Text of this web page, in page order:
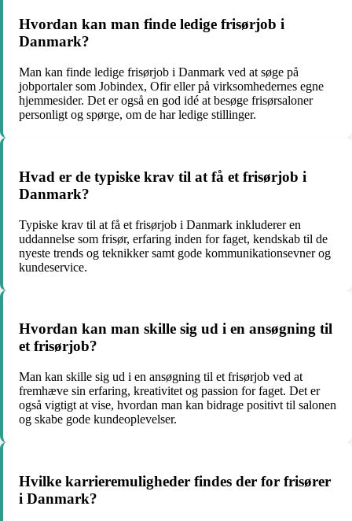
Hvordan kan man finde ledige frisørjob i
Danmark?
Man kan finde ledige frisørjob i Danmark ved at søge på
jobportaler som Jobindex, Ofir eller på virksomhedernes egne
hjemmesider. Det er også en god idé at besøge frisørsaloner
personligt og spørge, om de har ledige stillinger.
Hvad er de typiske krav til at få et frisørjob i
Danmark?
Typiske krav til at få et frisørjob i Danmark inkluderer en
uddannelse som frisør, erfaring inden for faget, kendskab til de
nyeste trends og teknikker samt gode kommunikationsevner og
kundeservice.
Hvordan kan man skille sig ud i en ansøgning til
et frisørjob?
Man kan skille sig ud i en ansøgning til et frisørjob ved at
fremhæve sin erfaring, kreativitet og passion for faget. Det er
også vigtigt at vise, hvordan man kan bidrage positivt til salonen
og skabe gode kundeoplevelser.
Hvilke karrieremuligheder findes der for frisører
i Danmark?